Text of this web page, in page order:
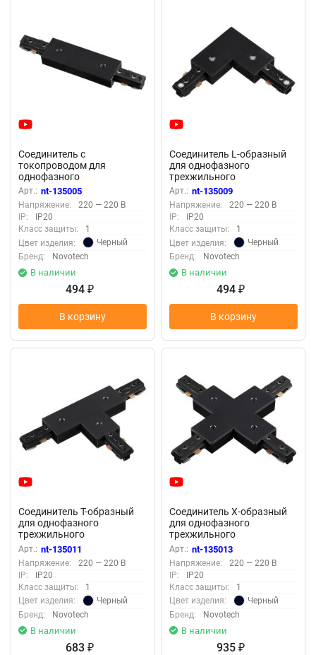
Соединитель с
токопроводом для
однофазного
трехжильного
шинопровода «Novotech»
135005 (крепление к треку)
Арт.: nt-135005
Напряжение:
220 — 220 В
IP:
IP20
Класс защиты:
1
Цвет изделия:
Черный
Бренд:
Novotech
В наличии
494 ₽
В корзину
Соединитель L-образный
для однофазного
трехжильного
шинопровода «Novotech»
135009 (крепление к треку)
Арт.: nt-135009
Напряжение:
220 — 220 В
IP:
IP20
Класс защиты:
1
Цвет изделия:
Черный
Бренд:
Novotech
В наличии
494 ₽
В корзину
Соединитель Т-образный
для однофазного
трехжильного
шинопровода «Novotech»
135011 (крепление к треку)
Арт.: nt-135011
Напряжение:
220 — 220 В
IP:
IP20
Класс защиты:
1
Цвет изделия:
Черный
Бренд:
Novotech
В наличии
683 ₽
Соединитель Х-образный
для однофазного
трехжильного
шинопровода «Novotech»
135013 (крепление к треку)
Арт.: nt-135013
Напряжение:
220 — 220 В
IP:
IP20
Класс защиты:
1
Цвет изделия:
Черный
Бренд:
Novotech
В наличии
935 ₽